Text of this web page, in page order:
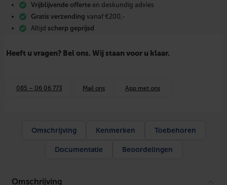
E
X
e
n
r
m
Vrijblijvende offerte en deskundig advies
Gratis verzending vanaf €200,-
Altijd scherp geprijsd
Heeft u vragen? Bel ons. Wij staan voor u klaar.
085 – 06 06 773 Mail ons App met ons
Omschrijving Kenmerken Toebehoren
Documentatie Beoordelingen
Omschrijving